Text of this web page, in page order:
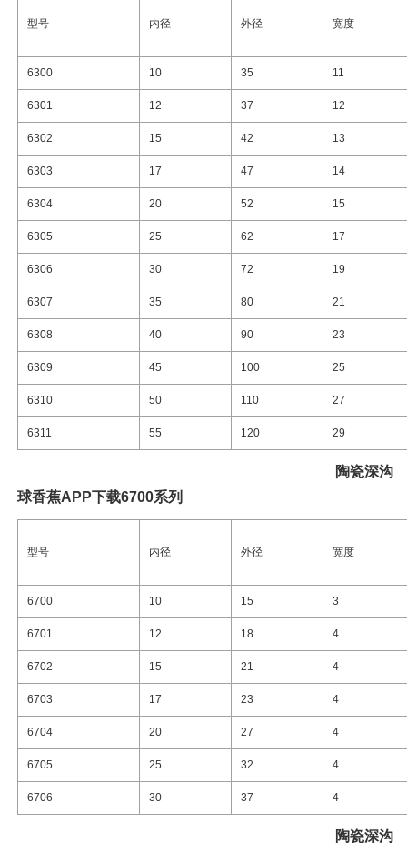
型号 内径 外径 宽度
6300 10 35 11
6301 12 37 12
6302 15 42 13
6303 17 47 14
6304 20 52 15
6305 25 62 17
6306 30 72 19
6307 35 80 21
6308 40 90 23
6309 45 100 25
6310 50 110 27
6311 55 120 29
陶瓷深沟
球香蕉APP下载6700系列
型号 内径 外径 宽度
6700 10 15 3
6701 12 18 4
6702 15 21 4
6703 17 23 4
6704 20 27 4
6705 25 32 4
6706 30 37 4
陶瓷深沟